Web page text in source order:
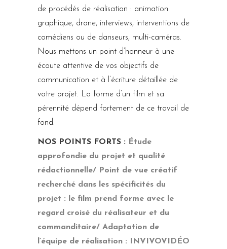
de procédés de réalisation : animation
graphique, drone, interviews, interventions de
comédiens ou de danseurs, multi-caméras.
Nous mettons un point d’honneur à une
écoute attentive de vos objectifs de
communication et à l’écriture détaillée de
votre projet. La forme d’un film et sa
pérennité dépend fortement de ce travail de
fond.
NOS POINTS FORTS : Étude
approfondie du projet et qualité
rédactionnelle/ Point de vue créatif
recherché dans les spécificités du
projet : le film prend forme avec le
regard croisé du réalisateur et du
commanditaire/ Adaptation de
l’équipe de réalisation : INVIVOVIDÉO